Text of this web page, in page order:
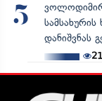
5
ვოლოდიმირ
დანიშვნას